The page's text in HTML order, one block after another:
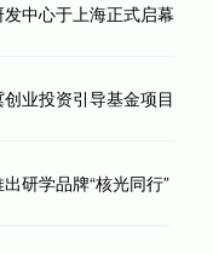
中心于上海正式启幕
业投资引导基金项目
研学品牌“核光同行”